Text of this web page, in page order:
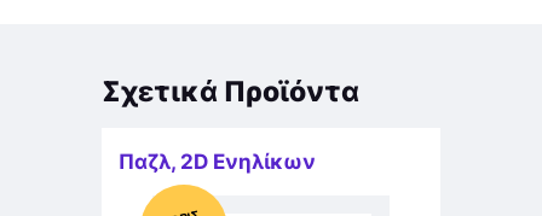
Σχετικά Προϊόντα
Παζλ, 2D Ενηλίκων